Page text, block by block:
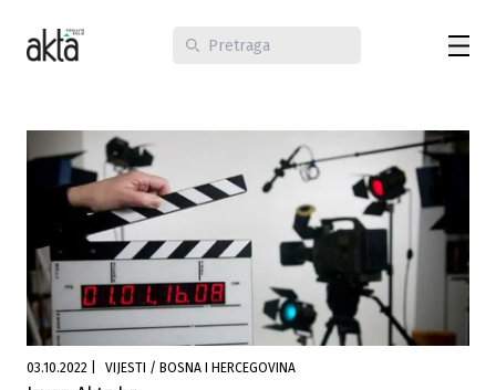
03.10.2022 VIJESTI / BOSNA I HERCEGOVINA